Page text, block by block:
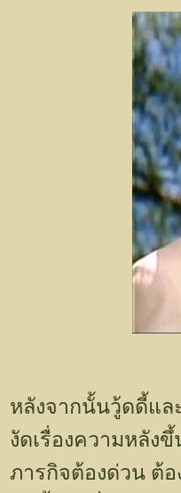
หลังจากนั้นวู้ดดี้แล
งัดเรื่องความหลัง
ภารกิจต้องด่วน ต้